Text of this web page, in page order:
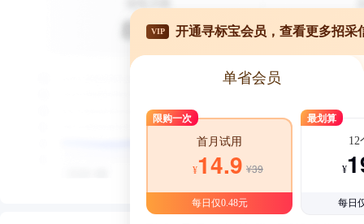
VIP 开通寻标宝会员，查看更多招采
单省会员
限购一次
首月试用
¥14.9 ¥39
每日仅0.48元
最划算
12
¥
每日